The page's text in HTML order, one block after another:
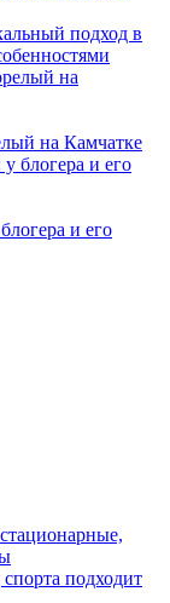
подход в
на Камчатке
и его
подходит